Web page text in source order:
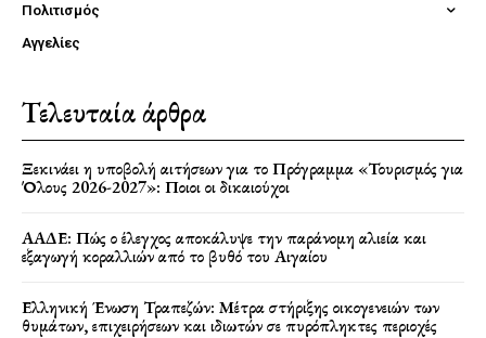
Πολιτισμός
Αγγελίες
Τελευταία άρθρα
Ξεκινάει η υποβολή αιτήσεων για το Πρόγραμμα «Τουρισμός για
Όλους 2026-2027»: Ποιοι οι δικαιούχοι
ΑΑΔΕ: Πώς ο έλεγχος αποκάλυψε την παράνομη αλιεία και
εξαγωγή κοραλλιών από το βυθό του Αιγαίου
Ελληνική Ένωση Τραπεζών: Μέτρα στήριξης οικογενειών των
θυμάτων, επιχειρήσεων και ιδιωτών σε πυρόπληκτες περιοχές